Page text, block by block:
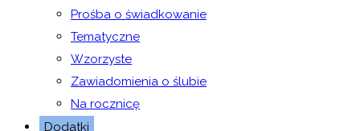
Prośba o świadkowanie
Tematyczne
Wzorzyste
Zawiadomienia o ślubie
Na rocznicę
Dodatki